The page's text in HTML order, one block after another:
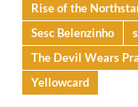
Rise of the
Sesc Belenzinho
The Devil Wears
Yellowcard